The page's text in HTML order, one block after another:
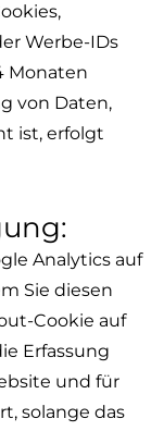
Werbe-IDs
Monaten
von Daten,
ist, erfolgt
Analytics auf
Sie diesen
Cookie auf
Erfassung
und für
solange das